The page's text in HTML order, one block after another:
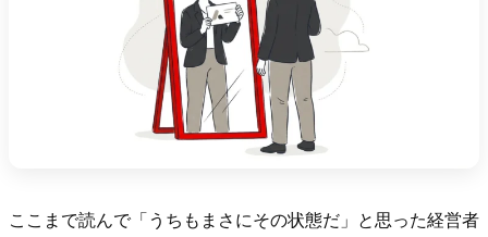
ここまで読んで「うちもまさにその状態だ」と思った経営者